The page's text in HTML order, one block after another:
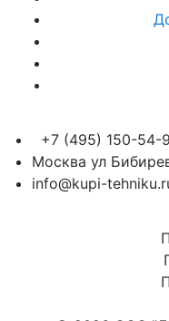
+7 (495) 150-54-
Москва ул
info@kupi-